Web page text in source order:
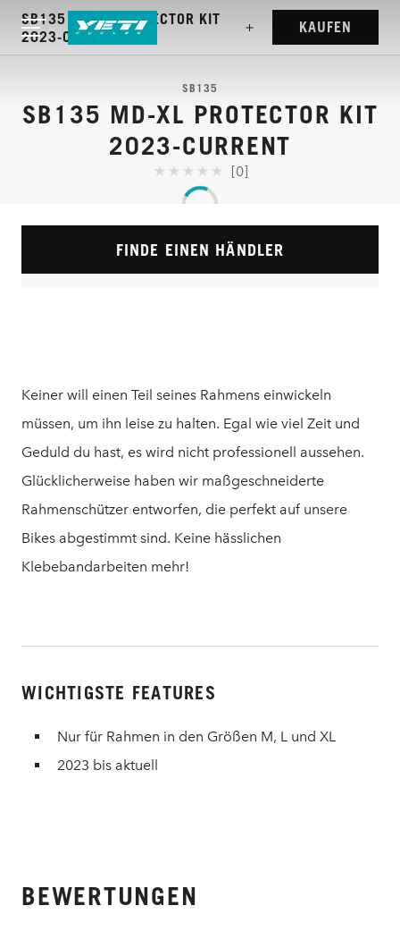
SB135 MD-XL PROTECTOR KIT
2023-CURRENT
KAUFEN
SB135
SB135 MD-XL PROTECTOR KIT
2023-CURRENT
[0]
FINDE EINEN HÄNDLER
Keiner will einen Teil seines Rahmens einwickeln
müssen, um ihn leise zu halten. Egal wie viel Zeit und
Geduld du hast, es wird nicht professionell aussehen.
Glücklicherweise haben wir maßgeschneiderte
Rahmenschützer entworfen, die perfekt auf unsere
Bikes abgestimmt sind. Keine hässlichen
Klebebandarbeiten mehr!
WICHTIGSTE FEATURES
Nur für Rahmen in den Größen M, L und XL
2023 bis aktuell
BEWERTUNGEN